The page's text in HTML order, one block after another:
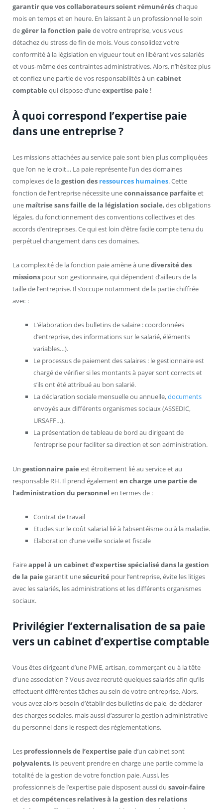
garantir que vos collaborateurs soient rémunéréschaque
mois en temps et en heure. En laissant à un professionnel le soin
degérer la fonction paie de votre entreprise, vous vous
détachez du stress de fin de mois. Vous consolidez votre
conformité à la législation en vigueur tout en libérant vos salariés
et vous-même des contraintes administratives. Alors, n’hésitez plus
et confiez une partie de vos responsabilités à un cabinet
comptable qui dispose d’uneexpertise paie !
À quoi correspond l’expertise paie
dans une entreprise ?
Les missions attachées au service paie sont bien plus compliquées
que l’on ne le croit… La paie représente l’un des domaines
complexes de lagestion des ressources humaines. Cette
fonction de l’entreprise nécessite uneconnaissance parfaite et
une maîtrise sans faille de la législation sociale, des obligations
légales, du fonctionnement des conventions collectives et des
accords d’entreprises. Ce qui est loin d’être facile compte tenu du
perpétuel changement dans ces domaines.
La complexité de la fonction paie amène à unediversité des
missions pour son gestionnaire, qui dépendent d’ailleurs de la
taille de l’entreprise. Il s’occupe notamment de la partie chiffrée
avec :
L’élaboration des bulletins de salaire : coordonnées
d’entreprise, des informations sur le salarié, éléments
variables…).
Le processus de paiement des salaires : le gestionnaire est
chargé de vérifier si les montants à payer sont corrects et
s’ils ont été attribué au bon salarié.
La déclaration sociale mensuelle ou annuelle,documents
envoyés aux différents organismes sociaux (ASSEDIC,
URSAFF…).
La présentation de tableau de bord au dirigeant de
l’entreprise pour faciliter sa direction et son administration.
Un gestionnaire paie est étroitement lié au service et au
responsable RH. Il prend égalementen charge une partie de
l’administration du personnel en termes de :
Contrat de travail
Etudes sur le coût salarial lié à l’absentéisme ou à la maladie.
Elaboration d’une veille sociale et fiscale
Faireappel à un cabinet d’expertise spécialisé dans la gestion
de la paie garantit unesécurité pour l’entreprise, évite les litiges
avec les salariés, les administrations et les différents organismes
sociaux.
Privilégier l’externalisation de sa paie
vers un cabinet d’expertise comptable
Vous êtes dirigeant d’une PME, artisan, commerçant ou à la tête
d’une association ? Vous avez recruté quelques salariés afin qu’ils
effectuent différentes tâches au sein de votre entreprise. Alors,
vous avez alors besoin d’établir des bulletins de paie, de déclarer
des charges sociales, mais aussi d’assurer la gestion administrative
du personnel dans le respect des réglementations.
Les professionnels de l’expertise paie d’un cabinet sont
polyvalents, ils peuvent prendre en charge une partie comme la
totalité de la gestion de votre fonction paie. Aussi, les
professionnels de l’expertise paie disposent aussi du savoir-faire
et descompétences relatives à la gestion des relations